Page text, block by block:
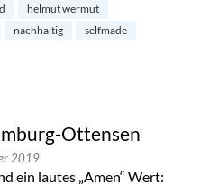
helmut wermut
nachhaltig
selfmade
Ottensen
2019
ein lautes „Amen“ Wert: